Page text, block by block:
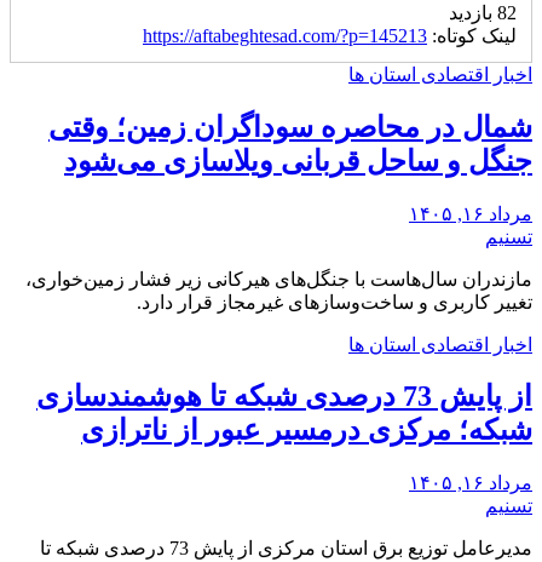
82 بازدید
لینک کوتاه: https://aftabeghtesad.com/?p=145213
اخبار اقتصادی استان ها
شمال در محاصره سوداگران زمین؛ وقتی
جنگل و ساحل قربانی ویلاسازی می‌شود
مرداد ۱۶, ۱۴۰۵
تسنیم
مازندران سال‌هاست با جنگل‌های هیرکانی زیر فشار زمین‌خواری،
تغییر کاربری و ساخت‌وسازهای غیرمجاز قرار دارد.
اخبار اقتصادی استان ها
از پایش 73 درصدی شبکه تا هوشمندسازی
شبکه؛ مرکزی درمسیر عبور از ناترازی
مرداد ۱۶, ۱۴۰۵
تسنیم
مدیرعامل توزیع برق استان مرکزی از پایش 73 درصدی شبکه تا